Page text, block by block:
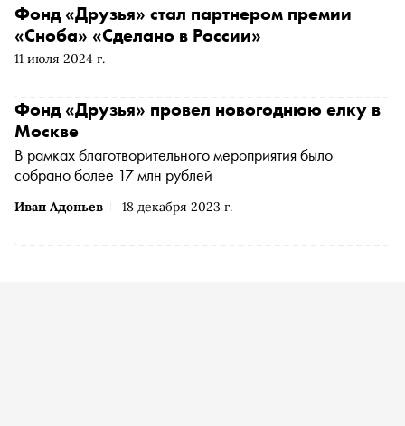
11 июля 2024 г.
Фонд «Друзья» стал партнером премии
«Сноба» «Сделано в России»
Иван Адоньев 18 декабря 2023 г.
Фонд «Друзья» провел новогоднюю елку в
Москве
В рамках благотворительного мероприятия было
собрано более 17 млн рублей